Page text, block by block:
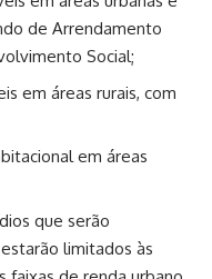
de Arrendamento
Social;
em áreas rurais, com
em áreas
que serão
limitados às